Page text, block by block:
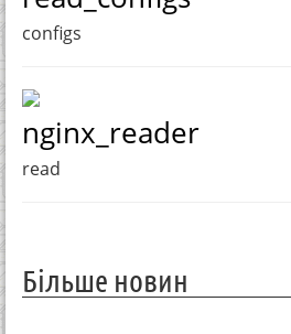
configs
nginx_reader
read
Більше новин